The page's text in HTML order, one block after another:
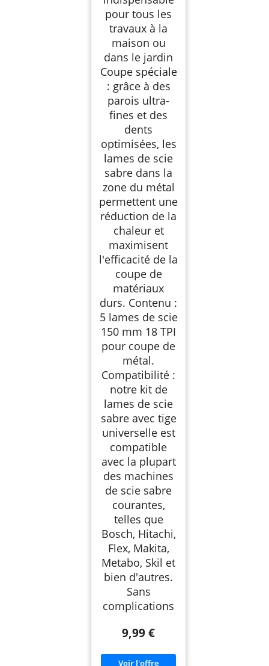
pour tous les
travaux à la
maison ou
dans le jardin
Coupe spéciale
: grâce à des
parois ultra-
fines et des
dents
optimisées, les
lames de scie
sabre dans la
zone du métal
permettent une
réduction de la
chaleur et
maximisent
l'efficacité de la
coupe de
matériaux
durs. Contenu :
5 lames de scie
150 mm 18 TPI
pour coupe de
métal.
Compatibilité :
notre kit de
lames de scie
sabre avec tige
universelle est
compatible
avec la plupart
des machines
de scie sabre
courantes,
telles que
Bosch, Hitachi,
Flex, Makita,
Metabo, Skil et
bien d'autres.
Sans
complications
9,99 €